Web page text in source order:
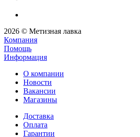
2026 © Метизная лавка
Компания
Помощь
Информация
О компании
Новости
Вакансии
Магазины
Доставка
Оплата
Гарантии